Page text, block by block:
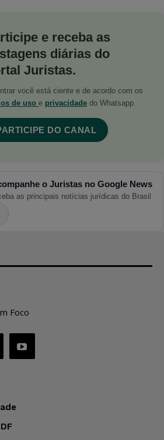
e receba as
diárias do
Juristas.
você está ciente e de acordo com os
de uso e privacidade do Whatsapp.
DO CANAL
o Juristas no Google News
as principais notícias jurídicas do Brasil
Foco